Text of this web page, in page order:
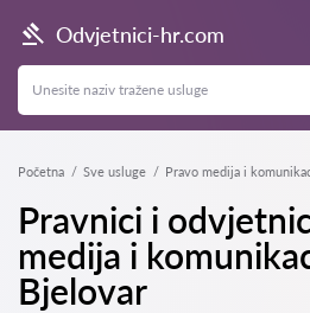
Odvjetnici-hr.com
Početna Sve usluge Pravo medija i
Pravnici i
medija i
Bjelovar